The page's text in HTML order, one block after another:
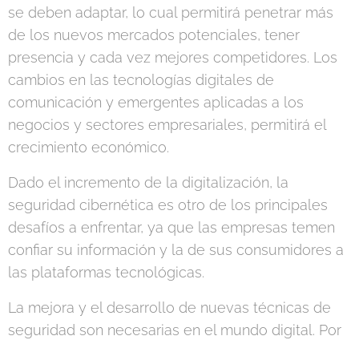
se deben adaptar, lo cual permitirá penetrar más
de los nuevos mercados potenciales, tener
presencia y cada vez mejores competidores. Los
cambios en las tecnologías digitales de
comunicación y emergentes aplicadas a los
negocios y sectores empresariales, permitirá el
crecimiento económico.
Dado el incremento de la digitalización, la
seguridad cibernética es otro de los principales
desafíos a enfrentar, ya que las empresas temen
confiar su información y la de sus consumidores a
las plataformas tecnológicas.
La mejora y el desarrollo de nuevas técnicas de
seguridad son necesarias en el mundo digital. Por